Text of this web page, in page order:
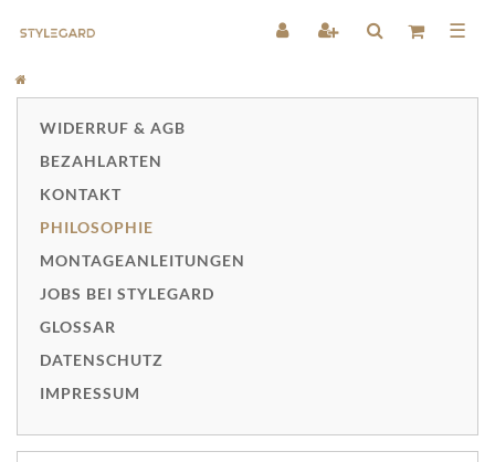
☰
WIDERRUF & AGB
BEZAHLARTEN
KONTAKT
PHILOSOPHIE
MONTAGEANLEITUNGEN
JOBS BEI STYLEGARD
GLOSSAR
DATENSCHUTZ
IMPRESSUM